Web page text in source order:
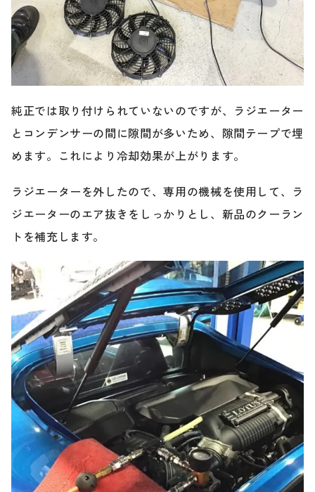
純正では取り付けられていないのですが、ラジエーター
とコンデンサーの間に隙間が多いため、隙間テープで埋
めます。これにより冷却効果が上がります。
ラジエーターを外したので、専用の機械を使用して、ラ
ジエーターのエア抜きをしっかりとし、新品のクーラン
トを補充します。